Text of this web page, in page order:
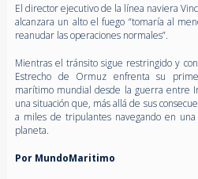
El director ejecutivo de la línea naviera
alcanzara un alto el fuego “tomaría al
reanudar las operaciones normales”.
Mientras el tránsito sigue restringido y
Estrecho de Ormuz enfrenta su
marítimo mundial desde la guerra entre
una situación que, más allá de sus
a miles de tripulantes navegando en
planeta.
Por MundoMaritimo